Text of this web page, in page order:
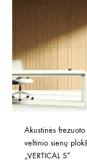
Akustinės frezuoto
veltinio sienų
„VERTICAL S”